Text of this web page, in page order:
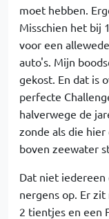
moet hebben.
Misschien het bij
voor een
auto's. Mijn
gekost. En dat is
perfecte
halverwege de
zonde als die
boven zeewater
Dat niet
nergens op. Er
2 tientjes en een